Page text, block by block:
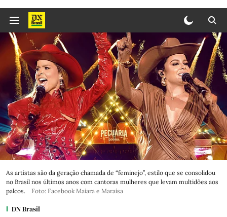
As artistas são da geração chamada de “feminejo”, estilo que se consolidou
no Brasil nos últimos anos com cantoras mulheres que levam multidões aos
palcos.
Foto: Facebook Maiara e Maraísa
DN Brasil